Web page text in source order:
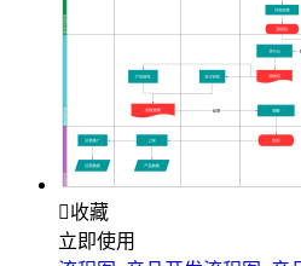
收藏
立即使用